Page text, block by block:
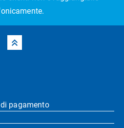
pagamento